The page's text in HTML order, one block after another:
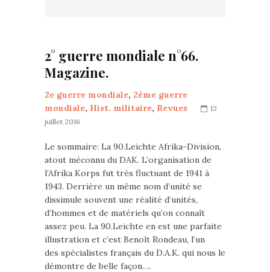
2° guerre mondiale n°66.
Magazine.
2e guerre mondiale, 2ème guerre
mondiale, Hist. militaire, Revues
13
juillet 2016
Le sommaire: La 90.Leichte Afrika-Division,
atout méconnu du DAK. L’organisation de
l’Afrika Korps fut très fluctuant de 1941 à
1943. Derrière un même nom d’unité se
dissimule souvent une réalité d’unités,
d’hommes et de matériels qu’on connaît
assez peu. La 90.Leichte en est une parfaite
illustration et c’est Benoît Rondeau, l’un
des spécialistes français du D.A.K. qui nous le
démontre de belle façon….